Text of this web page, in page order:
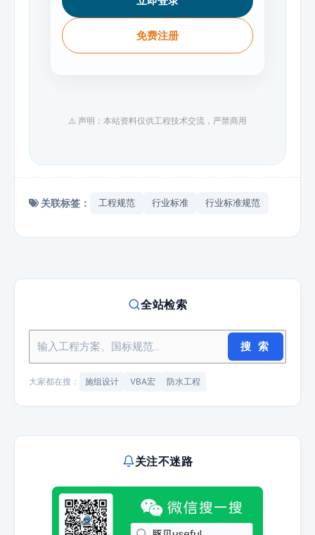
免费注册
⚠️ 声明：本站资料仅供工程技术交流，严禁商用
关联标签： 工程规范 行业标准 行业标准规范
全站检索
搜 索
大家都在搜： 施组设计 VBA宏 防水工程
关注不迷路